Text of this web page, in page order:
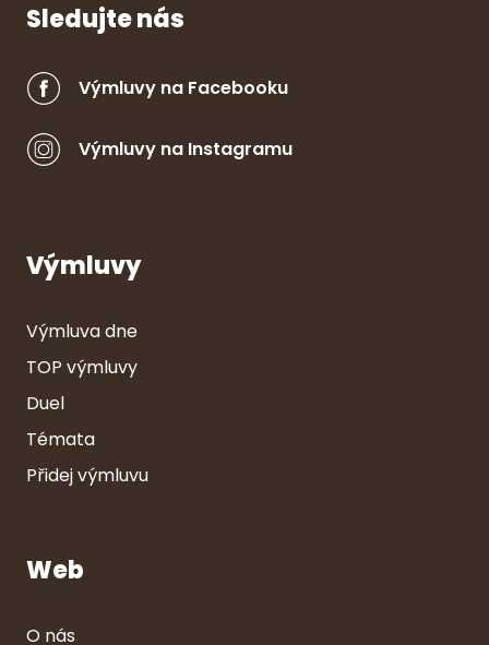
Sledujte nás
Výmluvy na Facebooku
Výmluvy na Instagramu
Výmluvy
Výmluva dne
TOP výmluvy
Duel
Témata
Přidej výmluvu
Web
O nás